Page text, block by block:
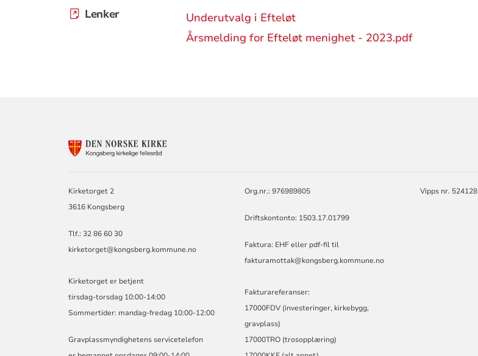
Lenker
Underutvalg i Efteløt
Årsmelding for Efteløt menighet - 2023.pdf
KONGSBERG
SANDSVÆR
Kirketorget 2
3616 Kongsberg
Tlf.: 32 86 60 30
kirketorget@kongsberg.kommune.no
Kirketorget er betjent
tirsdag-torsdag 10:00-14:00
Sommertider: mandag-fredag 10:00-12:00
Gravplassmyndighetens servicetelefon
Org.nr.: 976989805
Driftskontonto: 1503.17.01799
Faktura: EHF eller pdf-fil til
fakturamottak@kongsberg.kommune.no
Fakturareferanser:
17000FDV (investeringer, kirkebygg,
gravplass)
17000TRO (trosopplæring)
Vipps nr. 524128